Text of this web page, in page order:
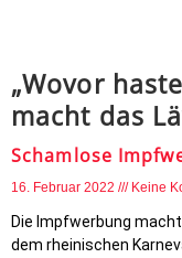
„Wovor
macht das
Schamlose
16. Februar 2022 Keine
Die Impfwerbung
dem rheinischen